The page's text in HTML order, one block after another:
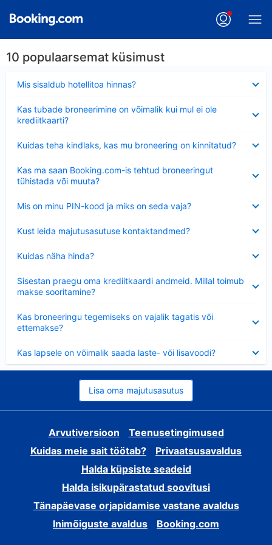
10 populaarsemat küsimust
Mis sisaldub hotellitoa hinnas?
Kas tubade broneerimine on võimalik kui mul ei ole
krediitkaarti?
Kuidas teha kindlaks, kas mu broneering on kinnitatud?
Kas ma saan Booking.com-is tehtud broneeringut
tühistada või muuta?
Mis on minu PIN-kood ja miks on seda vaja?
Kust leida majutusasutuse kontaktandmed?
Kuidas näha hinda?
Sisestan praegu oma krediitkaardi andmeid. Millal toimub
makse sooritamine?
Kas broneeringu tegemiseks on vajalik tagatis või
ettemakse?
Kas lapsele on võimalik saada laste- või lisavoodi?
Lisa oma majutusasutus
Arvutiversioon
Teenusetingimused
Kuidas meie sait töötab?
Privaatsusavaldus
Halda küpsiste seadeid
Halda isikupärastatud soovitusi
Tänapäevase orjapidamise vastane avaldus
Inimõiguste avaldus
Booking.com